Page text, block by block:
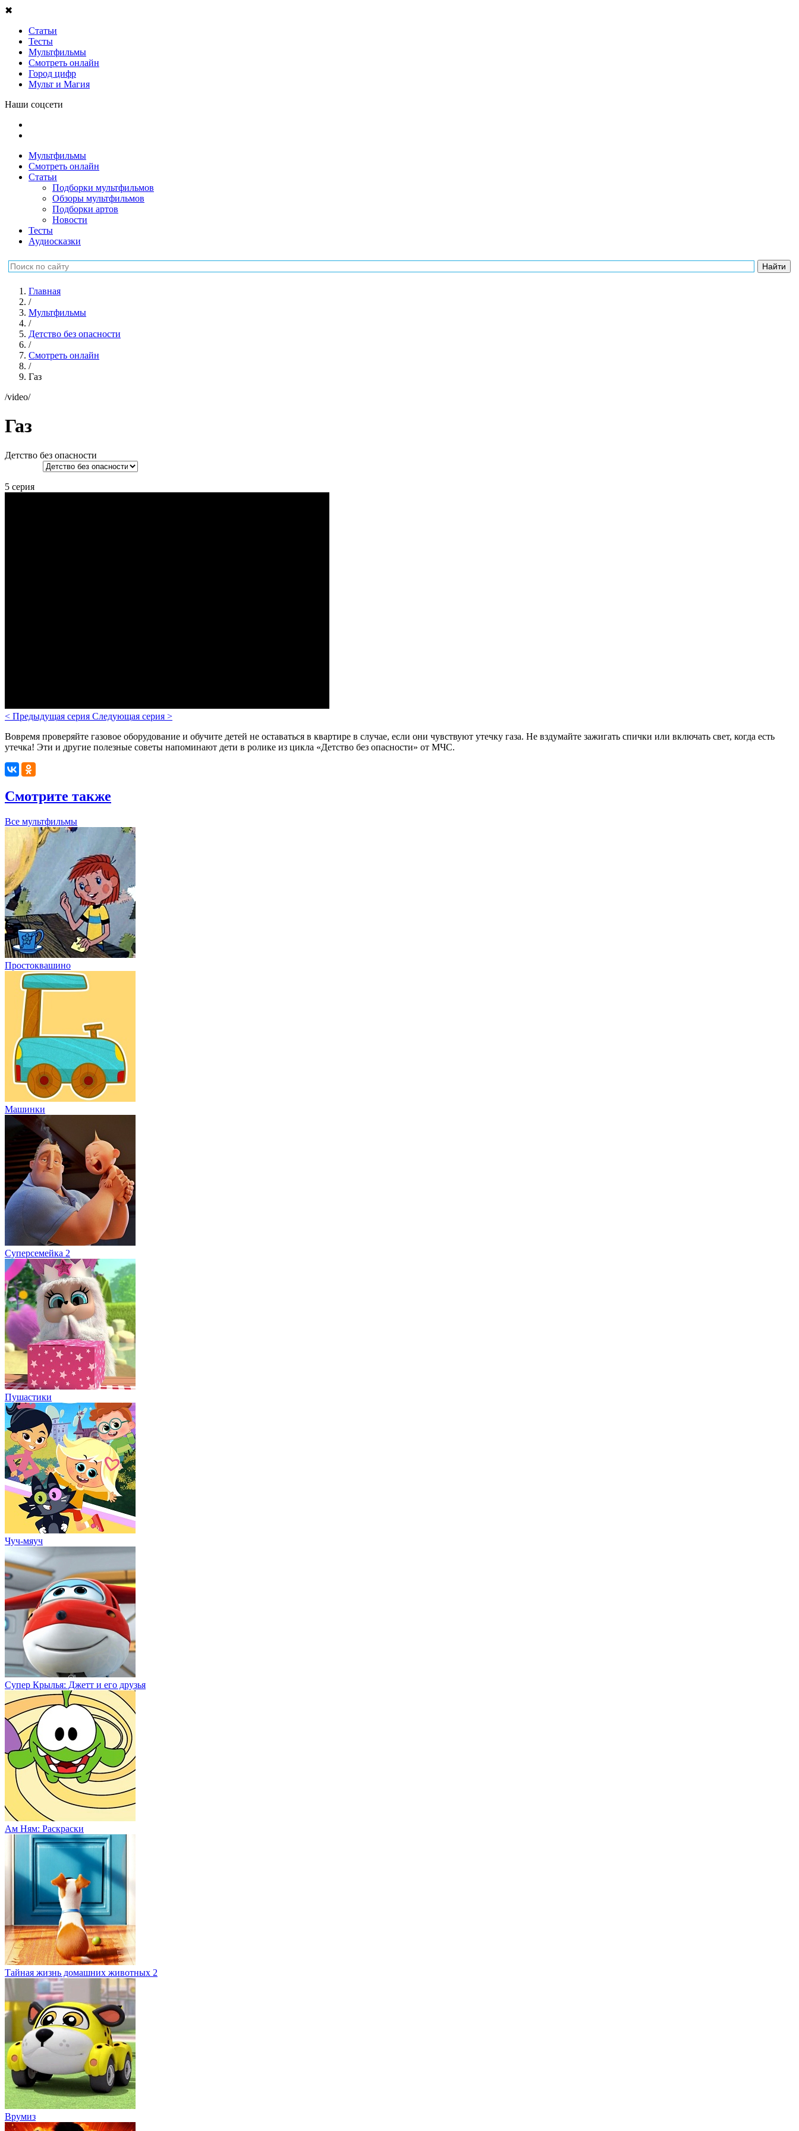
✖
Статьи
Тесты
Мультфильмы
Смотреть онлайн
Город цифр
Мульт и Магия
Наши соцсети
Мультфильмы
Смотреть онлайн
Статьи
Подборки мультфильмов
Обзоры мультфильмов
Подборки артов
Новости
Тесты
Аудиосказки
Главная
/
Мультфильмы
/
Детство без опасности
/
Смотреть онлайн
/
Газ
/video/
Газ
Детство без опасности
5 серия
< Предыдущая серия Следующая серия >
Вовремя проверяйте газовое оборудование и обучите детей не оставаться в квартире в случае, если они чувствуют утечку газа. Не вздумайте зажигать спички или включать свет, когда есть
утечка! Эти и другие полезные советы напоминают дети в ролике из цикла «Детство без опасности» от МЧС.
Смотрите также
Все мультфильмы
Простоквашино
Машинки
Суперсемейка 2
Пушастики
Чуч-мяуч
Супер Крылья: Джетт и его друзья
Ам Ням: Раскраски
Тайная жизнь домашних животных 2
Врумиз